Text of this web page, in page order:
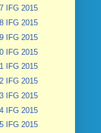
IFG 2015
IFG 2015
IFG 2015
IFG 2015
IFG 2015
IFG 2015
IFG 2015
IFG 2015
IFG 2015